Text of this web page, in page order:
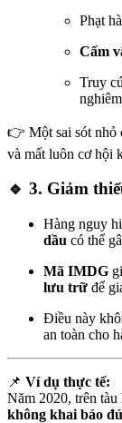
Phạt
Cấm
Truy
👉 Một sai sót nhỏ
và mất luôn cơ hội
🔹 3. Giảm
Hàng nguy
dầu có thể
Mã IMDG
lưu trữ để
Điều này
an toàn cho
📌 Ví dụ thực tế:
Năm 2020, trên tàu
không khai báo